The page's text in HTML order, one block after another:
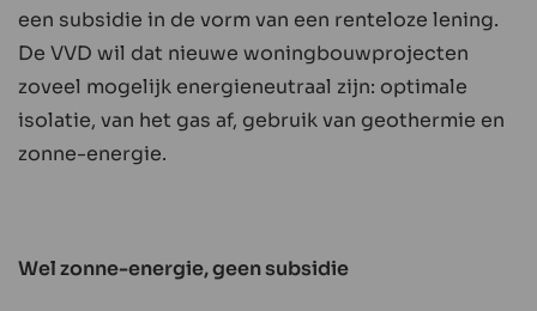
een subsidie in de vorm van een renteloze lening.
De VVD wil dat nieuwe woningbouwprojecten
zoveel mogelijk energieneutraal zijn: optimale
isolatie, van het gas af, gebruik van geothermie en
zonne-energie.
Wel zonne-energie, geen subsidie